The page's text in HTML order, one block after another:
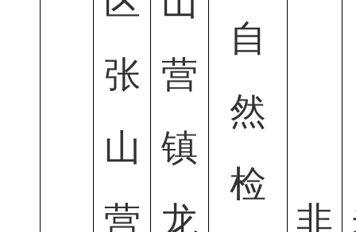
张
山
营
营
镇
龙
自
然
检
非